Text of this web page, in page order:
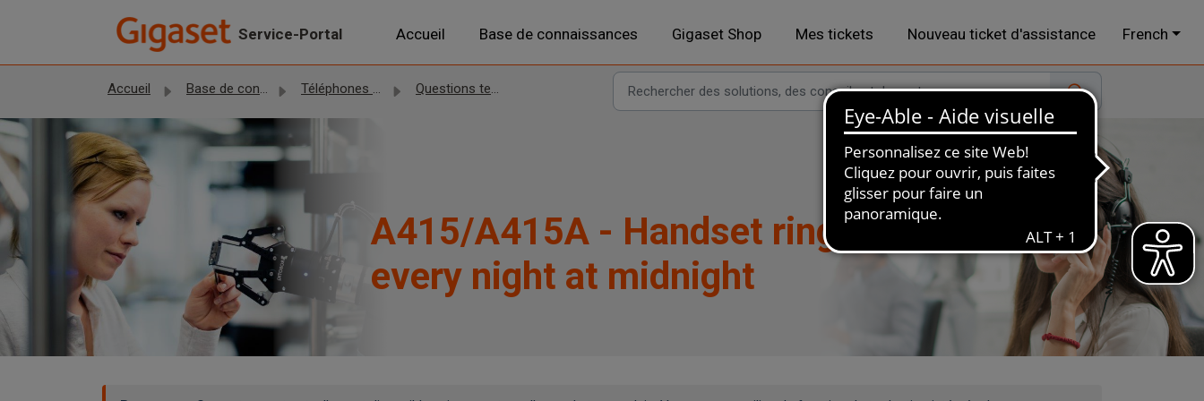
Service-Portal
Accueil Base de connaissances Gigaset Shop Mes tickets Nouveau ticket d'assistance French
Accueil Base de connaissances Téléphones Gigaset Questions techniques
A415/A415A - Handset rings
every night at midnight